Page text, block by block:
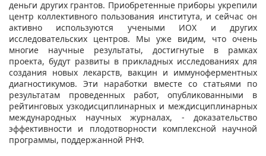
деньги других грантов. Приобретенные приборы укрепили
центр коллективного пользования института, и сейчас он
активно используются учеными ИОХ и других
исследовательских центров. Мы уже видим, что очень
многие научные результаты, достигнутые в рамках
проекта, будут развиты в прикладных исследованиях для
создания новых лекарств, вакцин и иммуноферментных
диагностикумов. Эти наработки вместе со статьями по
результатам проведенных работ, опубликованными в
рейтинговых узкодисциплинарных и междисциплинарных
международных научных журналах, - доказательство
эффективности и плодотворности комплексной научной
программы, поддержанной РНФ.